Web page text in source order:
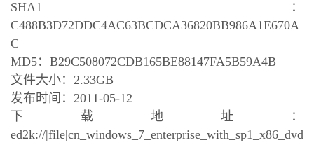
SHA1：
C488B3D72DDC4AC63BCDCA36820BB986A1E670A
C
MD5：B29C508072CDB165BE88147FA5B59A4B
文件大小：2.33GB
发布时间：2011-05-12
下载地址：
ed2k://|file|cn_windows_7_enterprise_with_sp1_x86_dvd